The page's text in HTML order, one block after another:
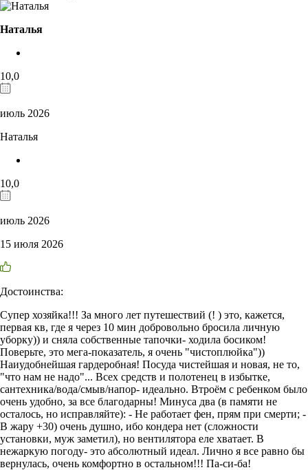
Наталья
10,0
июль 2026
Наталья
10,0
июль 2026
15 июля 2026
Достоинства:
Супер хозяйка!!! За много лет путешествий (! ) это, кажется,
первая кв, где я через 10 мин добровольно бросила личную
уборку)) и сняла собственные тапочки- ходила босиком!
Поверьте, это мега-показатель, я очень "чистоплюйка"))
Наиудобнейшая гардеробная! Посуда чистейшая и новая, не то,
"что нам не надо"... Всех средств и полотенец в избытке,
сантехника/вода/смыв/напор- идеально. Втроём с ребенком было
очень удобно, за все благодарны! Минуса два (в памяти не
осталось, но исправляйте): - Не работает фен, прям при смерти; -
В жару +30) очень душно, ибо кондера нет (сложности
установки, муж заметил), но вентилятора еле хватает. В
нежаркую погоду- это абсолютный идеал. Лично я все равно бы
вернулась, очень комфортно в остальном!!! Па-си-ба!